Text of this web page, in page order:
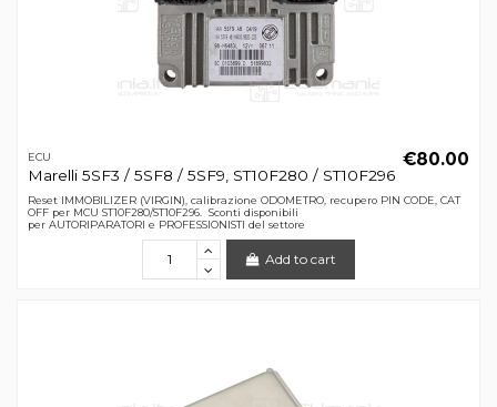
ECU
Marelli 5SF3 / 5SF8 / 5SF9, ST10F280 / ST10F296
€80.00
Reset IMMOBILIZER (VIRGIN), calibrazione ODOMETRO, recupero PIN CODE, CAT
OFF per MCU ST10F280/ST10F296. Sconti disponibili
per AUTORIPARATORI e PROFESSIONISTI del settore
Add to cart